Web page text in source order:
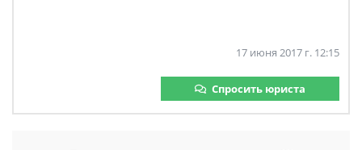
17 июня 2017 г. 12:15
Спросить юриста